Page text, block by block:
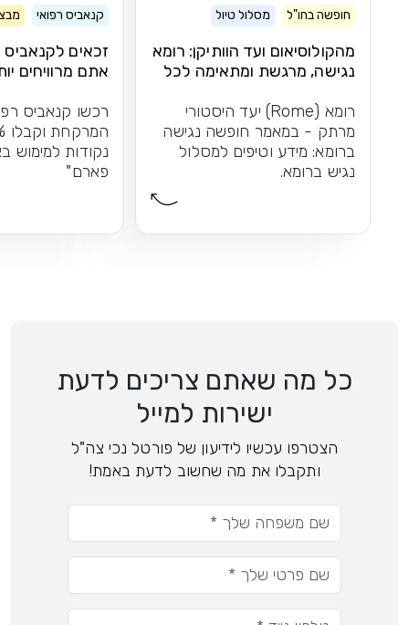
חופשה בחו"ל מסלול טיול
מהקולוסיאום ועד הוותיקן: רומא
נגישה, מרגשת ומתאימה לכל
רומא (Rome) יעד היסטורי
מרתק - במאמר חופשה נגישה
ברומא: מידע וטיפים למסלול
נגיש ברומא.
קנאביס רפואי
זכאים לקנאביס
אתם מרוויחים
רכשו קנאביס
נקודות למימוש
פארם"
כל מה שאתם צריכים לדעת
ישירות למייל
הצטרפו עכשיו לידיעון של פורטל נכי צה"ל
ותקבלו את מה שחשוב לדעת באמת!